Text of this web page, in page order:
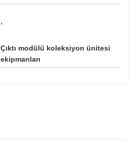
,
Çıktı modülü koleksiyon ünitesi
ekipmanları